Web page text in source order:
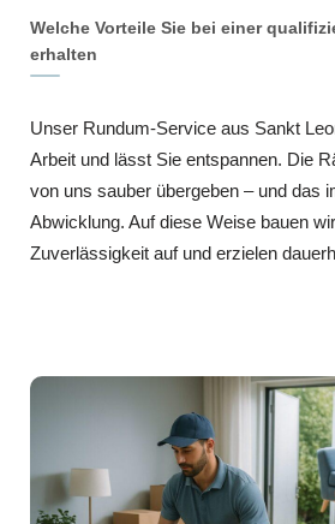
Welche Vorteile Sie bei einer
erhalten
Unser Rundum-Service aus Sankt
Arbeit und lässt Sie entspannen. Die
von uns sauber übergeben – und das
Abwicklung. Auf diese Weise bauen
Zuverlässigkeit auf und erzielen